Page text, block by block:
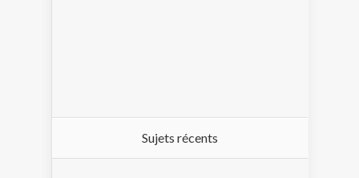
Sujets récents